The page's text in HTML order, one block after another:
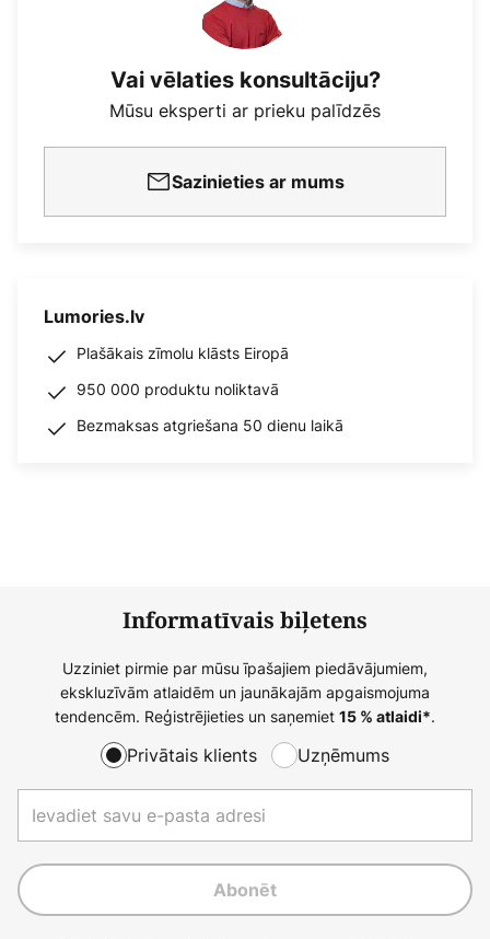
Vai vēlaties konsultāciju?
Mūsu eksperti ar prieku palīdzēs
Sazinieties ar mums
Lumories.lv
Plašākais zīmolu klāsts Eiropā
950 000 produktu noliktavā
Bezmaksas atgriešana 50 dienu laikā
Informatīvais biļetens
Uzziniet pirmie par mūsu īpašajiem piedāvājumiem,
ekskluzīvām atlaidēm un jaunākajām apgaismojuma
tendencēm. Reģistrējieties un saņemiet 15 % atlaidi*.
Privātais klients Uzņēmums
Abonēt